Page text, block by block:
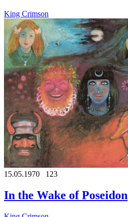
King Crimson
15.05.1970
123
In the Wake of Poseidon